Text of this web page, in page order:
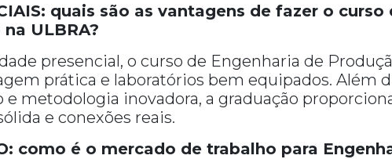
quais são as vantagens de fazer o
ULBRA?
presencial, o curso de Engenharia de
prática e laboratórios bem equipados. Além
e metodologia inovadora, a graduação
e conexões reais.
como é o mercado de trabalho para